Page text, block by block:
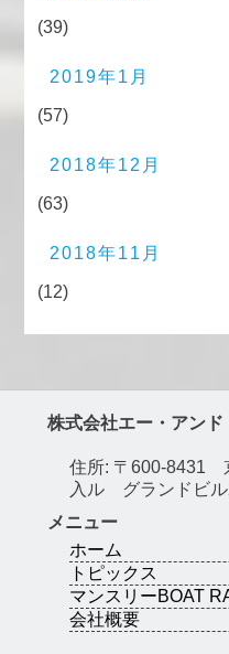
(39)
2019年1月
(57)
2018年12月
(63)
2018年11月
(12)
株式会社エー・アンド
住所: 〒600-8431
入ル グランドビ
メニュー
ホーム
トピックス
マンスリーBOAT
会社概要